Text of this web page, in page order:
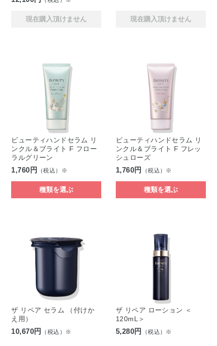
現在購入頂けません 現在購入頂けません
ビューティハンドセラム リ
ンクル＆ブライト F フロー
ラルグリーン
1,760円 （税込）※
種類を選ぶ
ビューティハンドセラム リ
ンクル＆ブライト F フレッ
シュローズ
1,760円 （税込）※
種類を選ぶ
ザ リペア セラム （付けか
え用）
10,670円 （税込）※
ザ リペア ローション ＜
120mL＞
5,280円 （税込）※